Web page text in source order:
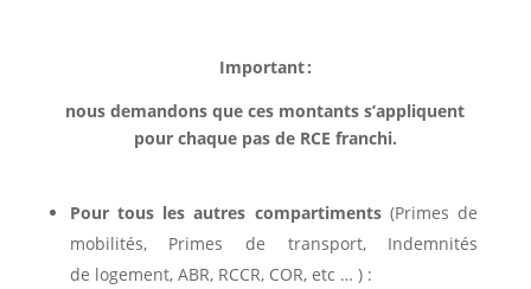
Important :
nous demandons que ces montants s’appliquent
pour chaque pas de RCE franchi.
Pour tous les autres compartiments(Primes de
mobilités, Primes de transport, Indemnités
de logement, ABR, RCCR, COR, etc … ) :